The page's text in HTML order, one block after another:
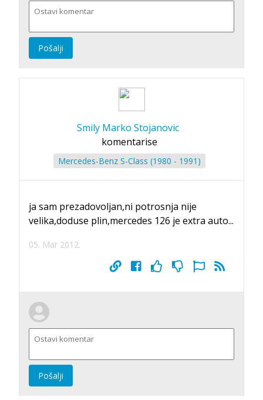
Pošalji
Smily Marko Stojanovic
komentarise
Mercedes-Benz S-Class (1980 - 1991)
ja sam prezadovoljan,ni potrosnja nije
velika,doduse plin,mercedes 126 je extra auto...
05. Mar 2012.
Pošalji